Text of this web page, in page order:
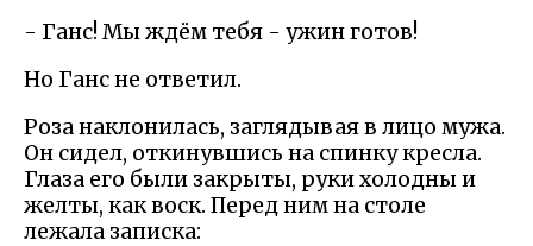
- Ганс! Мы ждём тебя - ужин готов!
Но Ганс не ответил.
Роза наклонилась, заглядывая в лицо мужа.
Он сидел, откинувшись на спинку кресла.
Глаза его были закрыты, руки холодны и
желты, как воск. Перед ним на столе
лежала записка: